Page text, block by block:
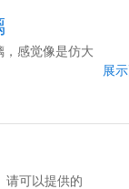
感觉像是仿大
展
请可以提供的